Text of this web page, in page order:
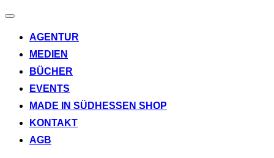
Navigation
AGENTUR
MEDIEN
BÜCHER
EVENTS
MADE IN SÜDHESSEN SHOP
KONTAKT
AGB